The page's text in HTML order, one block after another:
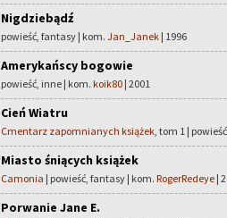
Nigdziebądź
powieść, fantasy | kom. Jan_Janek | 1996
Amerykańscy bogowie
powieść, inne | kom. koik80 | 2001
Cień Wiatru
Cmentarz zapomnianych książek, tom 1 |
Miasto śniących książek
Camonia | powieść, fantasy | kom. RogerRedeye |
Porwanie Jane E.